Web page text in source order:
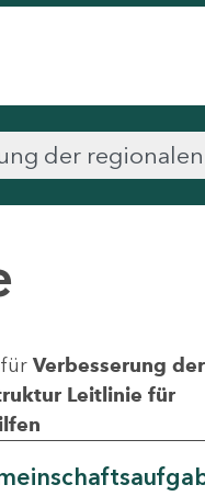
Verbesserung
Leitlinie für